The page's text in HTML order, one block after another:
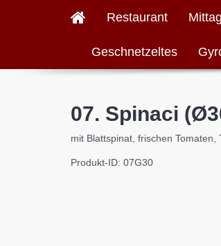
Restaurant
Geschnetzeltes
07. Spinaci
mit Blattspinat, frischen
Produkt-ID: 07G30